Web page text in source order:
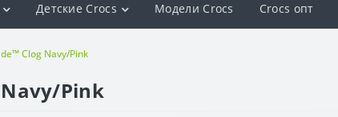
Детские Crocs Модели Crocs Crocs опт
Clog Navy/Pink
Pink